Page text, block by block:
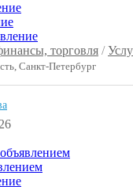
торговля /
Санкт-Петербург